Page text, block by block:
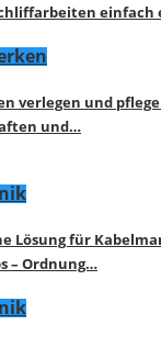
einfach
verlegen und
und…
Lösung für
– Ordnung…